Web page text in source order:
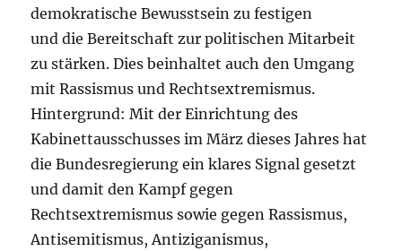
demokratische Bewusstsein zu festigen
und die Bereitschaft zur politischen Mitarbeit
zu stärken. Dies beinhaltet auch den Umgang
mit Rassismus und Rechtsextremismus.
Hintergrund: Mit der Einrichtung des
Kabinettausschusses im März dieses Jahres hat
die Bundesregierung ein klares Signal gesetzt
und damit den Kampf gegen
Rechtsextremismus sowie gegen Rassismus,
Antisemitismus, Antiziganismus,